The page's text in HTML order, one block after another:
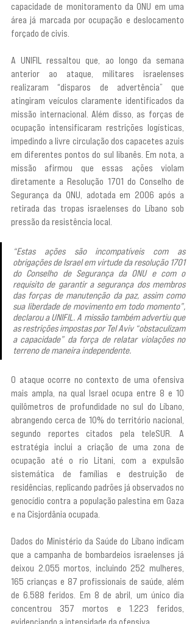
capacidade de monitoramento da ONU em uma
área já marcada por ocupação e deslocamento
forçado de civis.
A UNIFIL ressaltou que, ao longo da semana
anterior ao ataque, militares israelenses
realizaram “disparos de advertência” que
atingiram veículos claramente identificados da
missão internacional. Além disso, as forças de
ocupação intensificaram restrições logísticas,
impedindo a livre circulação dos capacetes azuis
em diferentes pontos do sul libanês. Em nota, a
missão afirmou que essas ações violam
diretamente a Resolução 1701 do Conselho de
Segurança da ONU, adotada em 2006 após a
retirada das tropas israelenses do Líbano sob
pressão da resistência local.
“Estas ações são incompatíveis com as
obrigações de Israel em virtude da resolução 1701
do Conselho de Segurança da ONU e com o
requisito de garantir a segurança dos membros
das forças de manutenção da paz, assim como
sua liberdade de movimento em todo momento”,
declarou a UNIFIL. A missão também advertiu que
as restrições impostas por Tel Aviv “obstaculizam
a capacidade” da força de relatar violações no
terreno de maneira independente.
O ataque ocorre no contexto de uma ofensiva
mais ampla, na qual Israel ocupa entre 8 e 10
quilômetros de profundidade no sul do Líbano,
abrangendo cerca de 10% do território nacional,
segundo reportes citados pela teleSUR. A
estratégia inclui a criação de uma zona de
ocupação até o rio Litani, com a expulsão
sistemática de famílias e destruição de
residências, replicando padrões já observados no
genocídio contra a população palestina em Gaza
e na Cisjordânia ocupada.
Dados do Ministério da Saúde do Líbano indicam
que a campanha de bombardeios israelenses já
deixou 2.055 mortos, incluindo 252 mulheres,
165 crianças e 87 profissionais de saúde, além
de 6.588 feridos. Em 8 de abril, um único dia
concentrou 357 mortos e 1.223 feridos,